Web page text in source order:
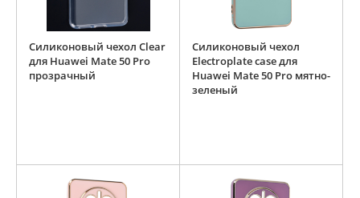
Силиконовый чехол Clear
для Huawei Mate 50 Pro
прозрачный
Силиконовый чехол
Electroplate case для
Huawei Mate 50 Pro мятно-
зеленый